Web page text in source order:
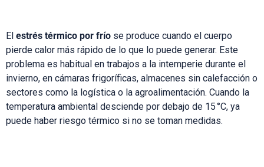
El estrés térmico por frío se produce cuando el cuerpo
pierde calor más rápido de lo que lo puede generar. Este
problema es habitual en trabajos a la intemperie durante el
invierno, en cámaras frigoríficas, almacenes sin calefacción o
sectores como la logística o la agroalimentación. Cuando la
temperatura ambiental desciende por debajo de 15 °C, ya
puede haber riesgo térmico si no se toman medidas.